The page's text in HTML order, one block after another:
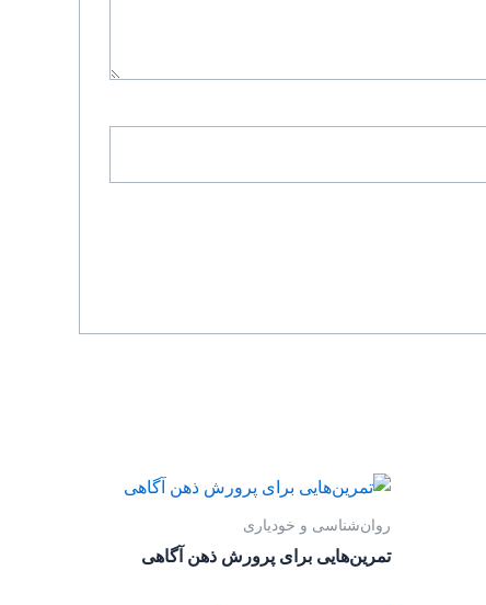
روان‌‌شناسی و خودیاری
تمرین‌هایی برای پرورش ذهن آگاهی